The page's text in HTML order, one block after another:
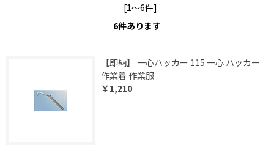
[1～6件]
6件あります
【即納】 一心ハッカー 115 一心 ハッカー
作業着 作業服
￥1,210